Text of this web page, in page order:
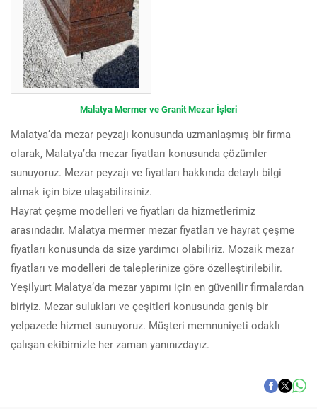
Malatya Mermer ve Granit Mezar İşleri
Malatya’da mezar peyzajı konusunda uzmanlaşmış bir firma
olarak, Malatya’da mezar fiyatları konusunda çözümler
sunuyoruz. Mezar peyzajı ve fiyatları hakkında detaylı bilgi
almak için bize ulaşabilirsiniz.
Hayrat çeşme modelleri ve fiyatları da hizmetlerimiz
arasındadır. Malatya mermer mezar fiyatları ve hayrat çeşme
fiyatları konusunda da size yardımcı olabiliriz. Mozaik mezar
fiyatları ve modelleri de taleplerinize göre özelleştirilebilir.
Yeşilyurt Malatya’da mezar yapımı için en güvenilir firmalardan
biriyiz. Mezar sulukları ve çeşitleri konusunda geniş bir
yelpazede hizmet sunuyoruz. Müşteri memnuniyeti odaklı
çalışan ekibimizle her zaman yanınızdayız.